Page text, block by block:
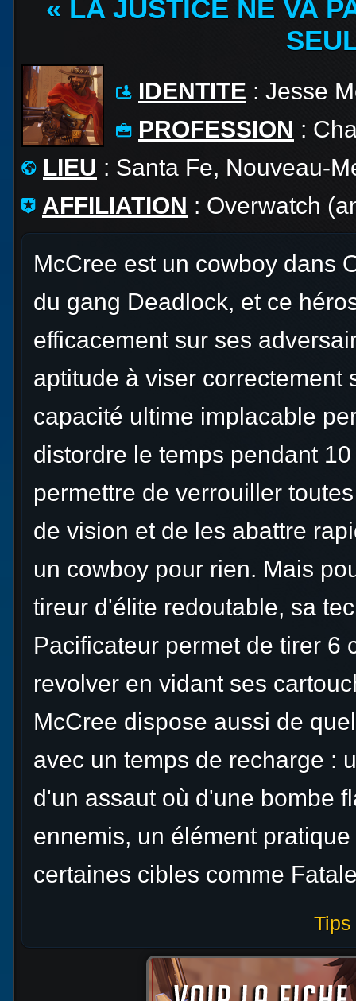
« LA JUSTICE NE VA
IDENTITE : Jesse
PROFESSION :
LIEU : Santa Fe, Nouveau-
AFFILIATION : Overwatch
McCree est un cowboy dans
du gang Deadlock, et ce
efficacement sur ses
aptitude à viser correctement
capacité ultime implacable
distordre le temps pendant
permettre de verrouiller
de vision et de les abattre
un cowboy pour rien. Mais
tireur d'élite redoutable, sa
Pacificateur permet de tirer 6
revolver en vidant ses
McCree dispose aussi de
avec un temps de recharge :
d'un assaut où d'une bombe
ennemis, un élément
certaines cibles comme